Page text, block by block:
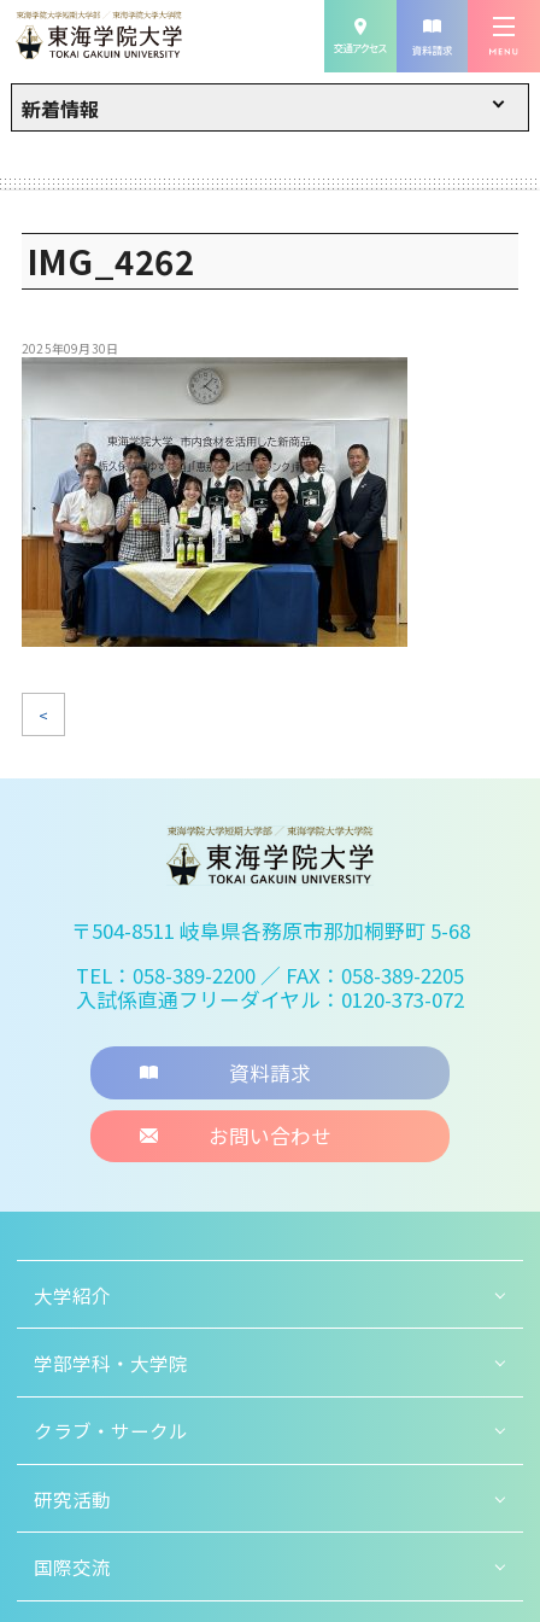
新着情報
IMG_4262
2025年09月30日
<
〒504-8511 岐阜県各務原市那加桐野町 5-68
TEL：058-389-2200 ／ FAX：058-389-2205
入試係直通フリーダイヤル：0120-373-072
資料請求
お問い合わせ
大学紹介
学部学科・大学院
クラブ・サークル
研究活動
国際交流